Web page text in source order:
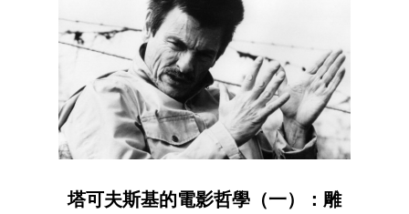
塔可夫斯基的電影哲學（一）：雕